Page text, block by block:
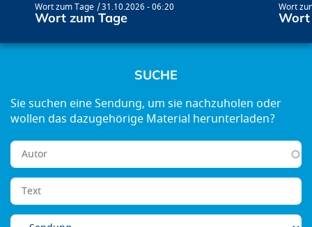
Wort zum Tage 31.10.2026 - 06:20
Wort zum Tage
Wort
Wort
SUCHE